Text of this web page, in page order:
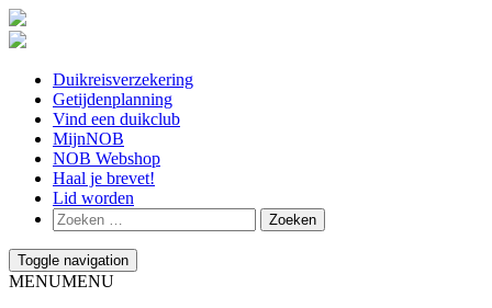
Duikreisverzekering
Getijdenplanning
Vind een duikclub
MijnNOB
NOB Webshop
Haal je brevet!
Lid worden
Toggle navigation
MENUMENU